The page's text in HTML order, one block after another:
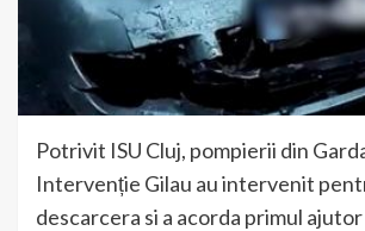
Potrivit ISU Cluj, pompierii din
Intervenție Gilau au intervenit
descarcera si a acorda primul